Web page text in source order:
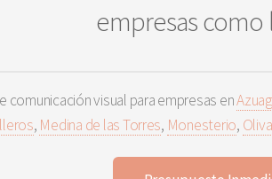
empresas como
visual para empresas en
, Medina de las Torres, Monesterio,